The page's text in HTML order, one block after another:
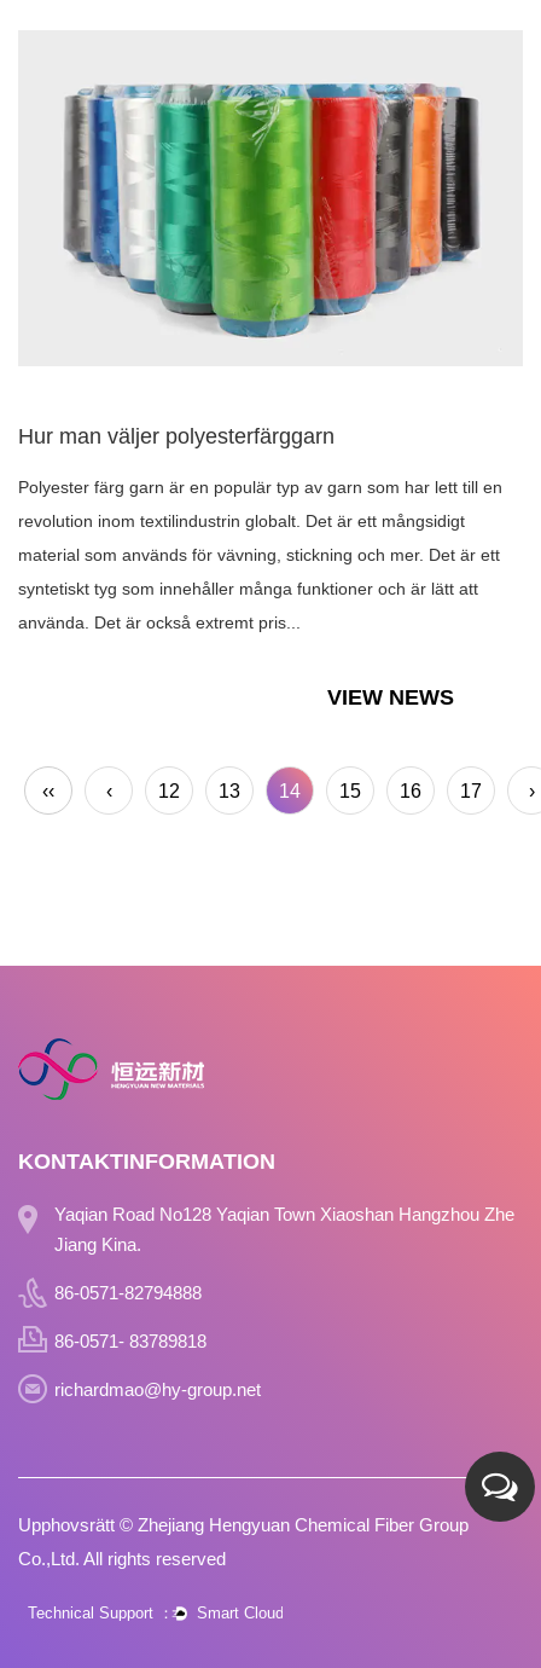
Hur man väljer polyesterfärggarn
Polyester färg garn är en populär typ av garn som har lett till en
revolution inom textilindustrin globalt. Det är ett mångsidigt
material som används för vävning, stickning och mer. Det är ett
syntetiskt tyg som innehåller många funktioner och är lätt att
använda. Det är också extremt pris...
VIEW NEWS
‹‹ ‹ 12 13 14 15 16 17 ›
KONTAKTINFORMATION
Yaqian Road No128 Yaqian Town Xiaoshan Hangzhou Zhe
Jiang Kina.
86-0571-82794888
86-0571- 83789818
richardmao@hy-group.net
Upphovsrätt © Zhejiang Hengyuan Chemical Fiber Group
Co.,Ltd. All rights reserved